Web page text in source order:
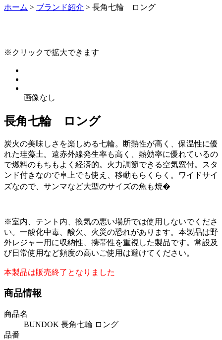
ホーム > ブランド紹介 > 長角七輪 ロング
※クリックで拡大できます
画像なし
長角七輪 ロング
炭火の美味しさを楽しめる七輪。断熱性が高く、保温性に優
れた珪藻土。遠赤外線発生率も高く、熱効率に優れているの
で燃料のもちもよく経済的。火力調節できる空気窓付。スタ
ンド付きなので卓上でも使え、移動もらくらく。ワイドサイ
ズなので、サンマなど大型のサイズの魚も焼�
※室内、テント内、換気の悪い場所では使用しないでくださ
い。一酸化中毒、酸欠、火災の恐れがあります。本製品は野
外レジャー用に収納性、携帯性を重視した製品です。常設及
び日常使用など頻度の高いご使用は避けてください。
本製品は販売終了となりました
商品情報
商品名
BUNDOK 長角七輪 ロング
品番